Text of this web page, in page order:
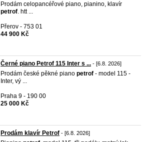
Prodám celopancéřové piano, pianino, klavír
petrof. htt ...
Přerov - 753 01
44 900 Kč
Černé piano Petrof 115 Inter s ... - [6.8. 2026]
Prodám české pěkné piano petrof - model 115 -
Inter, vý ...
Praha 9 - 190 00
25 000 Kč
Prodám klavír Petrof - [6.8. 2026]